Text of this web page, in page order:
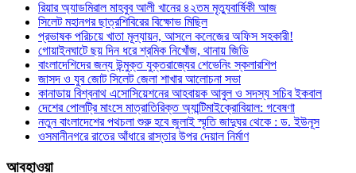
রিয়ার অ্যাডমিরাল মাহবুব আলী খানের ৪২তম মৃত্যুবার্ষিকী আজ
সিলেট মহানগর ছাত্রশিবিরের বিক্ষোভ মিছিল
প্রভাষক পরিচয়ে খাতা মূল্যায়ন, আসলে কলেজের অফিস সহকারী!
গোয়াইনঘাটে ছয় দিন ধরে শ্রমিক নিখোঁজ, থানায় জিডি
বাংলাদেশিদের জন্য উন্মুক্ত যুক্তরাজ্যের শেভেনিং স্কলারশিপ
জাসদ ও যুব জোট সিলেট জেলা শাখার আলোচনা সভা
কানাডায় বিশ্বনাথ এসোসিয়েশনের আহবায়ক আবুল ও সদস্য সচিব ইকবাল
দেশের পোলট্রি মাংসে মাত্রাতিরিক্ত অ্যান্টিমাইক্রোবিয়াল: গবেষণা
নতুন বাংলাদেশের পথচলা শুরু হবে জুলাই স্মৃতি জাদুঘর থেকে : ড. ইউনূস
ওসমানীনগরে রাতের আঁধারে রাস্তার উপর দেয়াল নির্মাণ
আবহাওয়া